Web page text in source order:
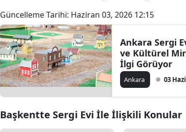
Güncelleme Tarihi: Haziran 03, 2026 12:15
Ankara Sergi
ve Kültürel
İlgi Görüyor
Ankara 03
Başkentte Sergi Evi İle İlişkili Konular